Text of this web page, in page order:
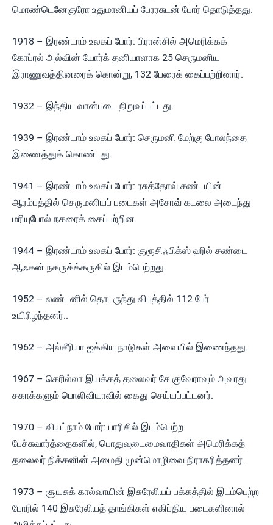
மொண்டெனேகுரோ உதுமானியப் பேரரசுடன் போர் தொடுத்தது.
1918 – இரண்டாம் உலகப் போர்: பிரான்சில் அமெரிக்கக்
கோப்ரல் அல்வின் யோர்க் தனியாளாக 25 செருமனிய
இராணுவத்தினரைக் கொன்று, 132 பேரைக் கைப்பற்றினார்.
1932 – இந்திய வான்படை நிறுவப்பட்டது.
1939 – இரண்டாம் உலகப் போர்: செருமனி மேற்கு போலந்தை
இணைத்துக் கொண்டது.
1941 – இரண்டாம் உலகப் போர்: ரசுத்தோவ் சண்டயின்
ஆரம்பத்தில் செருமனியப் படைகள் அசோவ் கடலை அடைந்து
மரியுபோல் நகரைக் கைப்பற்றின.
1944 – இரண்டாம் உலகப் போர்: குரூசிஃபிக்ஸ் ஹில் சண்டை
ஆஃகன் நகருக்க்கருகில் இடம்பெற்றது.
1952 – லண்டனில் தொடருந்து விபத்தில் 112 பேர்
உயிரிழந்தனர்..
1962 – அல்சீரியா ஐக்கிய நாடுகள் அவையில் இணைந்தது.
1967 – கெரில்லா இயக்கத் தலைவர் சே குவேராவும் அவரது
சகாக்களும் பொலிவியாவில் கைது செய்யப்பட்டனர்.
1970 – வியட்நாம் போர்: பாரிசில் இடம்பெற்ற
பேச்சுவார்த்தைகளில், பொதுவுடைமைவாதிகள் அமெரிக்கத்
தலைவர் நிக்சனின் அமைதி முன்மொழிவை நிராகரித்தனர்.
1973 – சூயசுக் கால்வாயின் இசுரேலியப் பக்கத்தில் இடம்பெற்ற
போரில் 140 இசுரேலியத் தாங்கிகள் எகிப்திய படைகளினால்